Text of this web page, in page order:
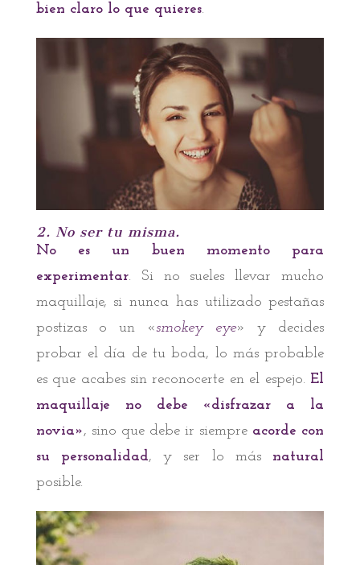
bien claro lo que quieres.
2. No ser tu misma.
No es un buen momento para
experimentar. Si no sueles llevar mucho
maquillaje, si nunca has utilizado pestañas
postizas o un «smokey eye» y decides
probar el día de tu boda, lo más probable
es que acabes sin reconocerte en el espejo. El
maquillaje no debe «disfrazar a la
novia», sino que debe ir siempre acorde con
su personalidad, y ser lo más natural
posible.